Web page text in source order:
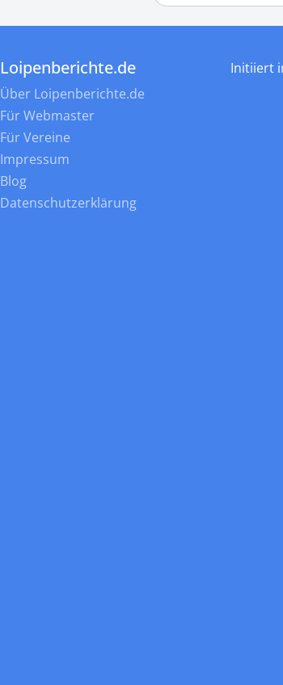
Loipenberichte.de
Über Loipenberichte.de
Für Webmaster
Für Vereine
Impressum
Blog
Datenschutzerklärung
Initiiert